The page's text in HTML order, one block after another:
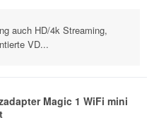
auch HD/4k Streaming,
VD...
Magic 1 WiFi mini